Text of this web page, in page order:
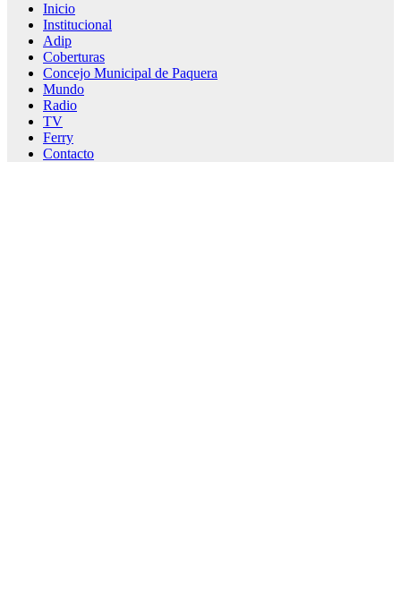
Inicio
Institucional
Adip
Coberturas
Concejo Municipal de Paquera
Mundo
Radio
TV
Ferry
Contacto